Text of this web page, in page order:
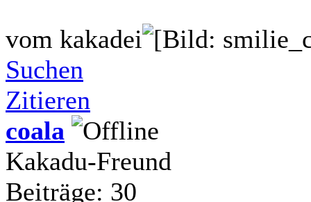
vom kakadei
Suchen
Zitieren
coala
Kakadu-Freund
Beiträge: 30